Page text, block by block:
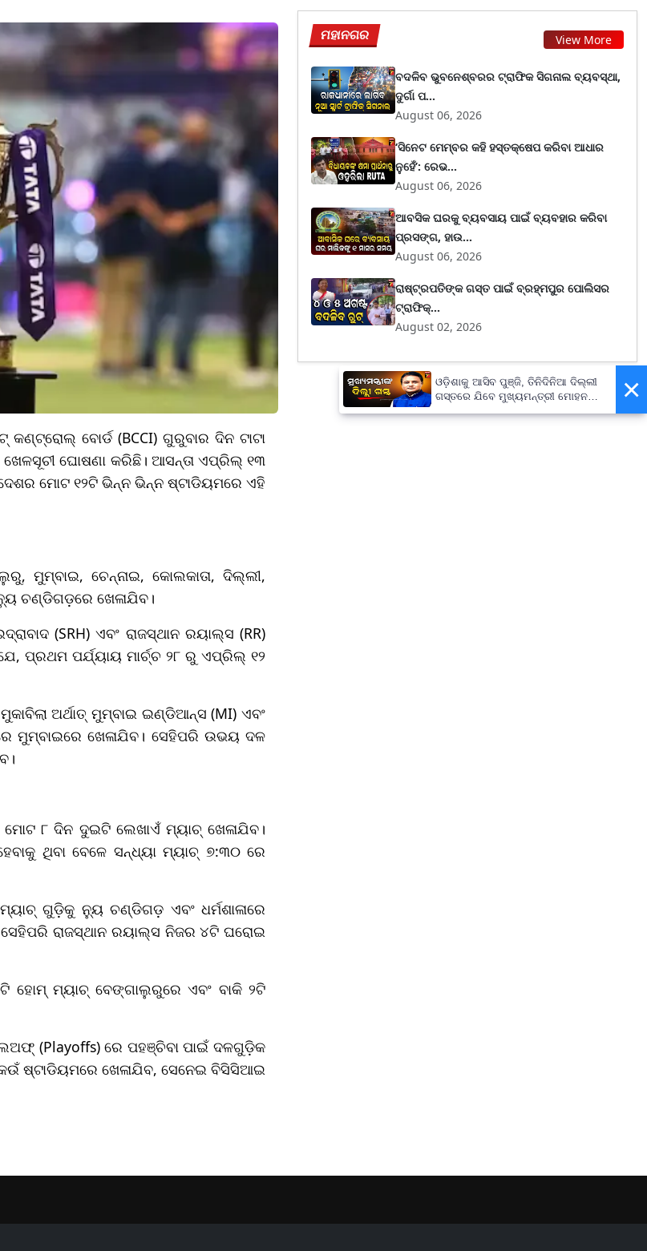
ବୋର୍ଡ (BCCI) ଗୁରୁବାର ଦିନ ଟାଟା
ଖେଳସୂଚୀ ଘୋଷଣା କରିଛି। ଆସନ୍ତା ଏପ୍ରିଲ୍ ୧୩
ମୋଟ ୧୨ଟି ଭିନ୍ନ ଭିନ୍ନ ଷ୍ଟାଡିୟମରେ ଏହି
ମୁମ୍ବାଇ, ଚେନ୍ନାଇ, କୋଲକାତା, ଦିଲ୍ଲୀ,
ନ୍ୟୁ ଚଣ୍ଡିଗଡ଼ରେ ଖେଳାଯିବ।
(SRH) ଏବଂ ରାଜସ୍ଥାନ ରୟାଲ୍ସ (RR)
ପ୍ରଥମ ପର୍ଯ୍ୟାୟ ମାର୍ଚ୍ଚ ୨୮ ରୁ ଏପ୍ରିଲ୍ ୧୨
ଅର୍ଥାତ୍ ମୁମ୍ବାଇ ଇଣ୍ଡିଆନ୍ସ (MI) ଏବଂ
ମୁମ୍ବାଇରେ ଖେଳାଯିବ। ସେହିପରି ଉଭୟ ଦଳ
ମୋଟ ୮ ଦିନ ଦୁଇଟି ଲେଖାଏଁ ମ୍ୟାଚ୍ ଖେଳାଯିବ।
ଥିବା ବେଳେ ସନ୍ଧ୍ୟା ମ୍ୟାଚ୍ ୭:୩୦ ରେ
ଗୁଡ଼ିକୁ ନ୍ୟୁ ଚଣ୍ଡିଗଡ଼ ଏବଂ ଧର୍ମଶାଳାରେ
ସେହିପରି ରାଜସ୍ଥାନ ରୟାଲ୍ସ ନିଜର ୪ଟି ଘରୋଇ
ହୋମ୍ ମ୍ୟାଚ୍ ବେଙ୍ଗାଲୁରୁରେ ଏବଂ ବାକି ୨ଟି
(Playoffs) ରେ ପହଞ୍ଚିବା ପାଇଁ ଦଳଗୁଡ଼ିକ
ଷ୍ଟାଡିୟମରେ ଖେଳାଯିବ, ସେନେଇ ବିସିସିଆଇ
ମହାନଗର View More
ବଦଳିବ ଭୁବନେଶ୍ବରର ଟ୍ରାଫିକ ସିଗନାଲ ବ୍ୟବସ୍ଥା,
ଦୁର୍ଗା ପ...
August 06, 2026
‘ସିନେଟ ମେମ୍ବର କହି ହସ୍ତକ୍ଷେପ କରିବା ଆଧାର
ନୁହେଁ’: ରେଭ...
August 06, 2026
ଆବସିକ ଘରକୁ ବ୍ୟବସାୟ ପାଇଁ ବ୍ୟବହାର କରିବା
ପ୍ରସଙ୍ଗ, ହାଉ...
August 06, 2026
ରାଷ୍ଟ୍ରପତିଙ୍କ ଗସ୍ତ ପାଇଁ ବ୍ରହ୍ମପୁର ପୋଲିସର
ଟ୍ରାଫିକ୍...
August 02, 2026
×
ଓଡ଼ିଶାକୁ ଆସିବ ପୁଞ୍ଜି, ତିନିଦିନିଆ ଦିଲ୍ଲୀ
ଗସ୍ତରେ ଯିବେ ମୁଖ୍ୟମନ୍ତ୍ରୀ ମୋହନ